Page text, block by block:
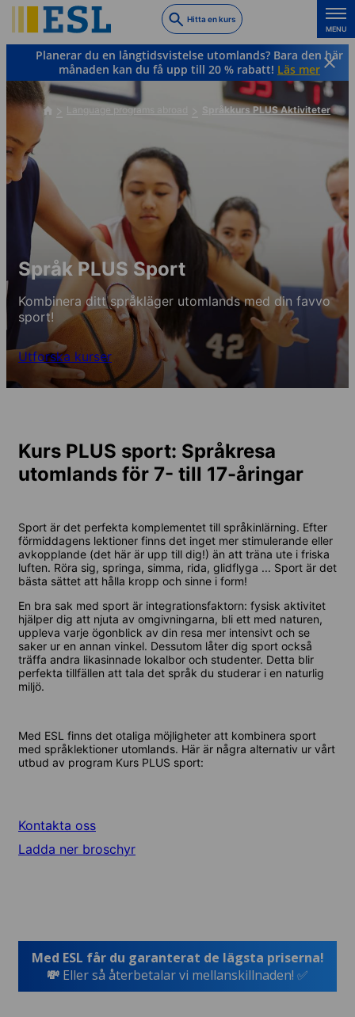
to
main
content
Hitta en kurs
MENU
Planerar du en långtidsvistelse utomlands? Bara den här
månaden kan du få upp till 20 % rabatt! Läs mer
Language programs abroad Språkkurs PLUS Aktiviteter
Språk PLUS Sport
Kombinera ditt språkläger utomlands med din favvo
sport!
Utforska kurser
Kurs PLUS sport: Språkresa
utomlands för 7- till 17-åringar
Sport är det perfekta komplementet till språkinlärning. Efter
förmiddagens lektioner finns det inget mer stimulerande eller
avkopplande (det här är upp till dig!) än att träna ute i friska
luften. Röra sig, springa, simma, rida, glidflyga ... Sport är det
bästa sättet att hålla kropp och sinne i form!
En bra sak med sport är integrationsfaktorn: fysisk aktivitet
hjälper dig att njuta av omgivningarna, bli ett med naturen,
uppleva varje ögonblick av din resa mer intensivt och se
saker ur en annan vinkel. Dessutom låter dig sport också
träffa andra likasinnade lokalbor och studenter. Detta blir
perfekta tillfällen att tala det språk du studerar i en naturlig
miljö.
Med ESL finns det otaliga möjligheter att kombinera sport
med språklektioner utomlands. Här är några alternativ ur vårt
utbud av program Kurs PLUS sport:
Kontakta oss
Ladda ner broschyr
Med ESL får du garanterat de lägsta priserna!
💸 Eller så återbetalar vi mellanskillnaden! ✅